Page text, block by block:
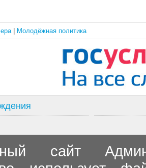
Молодёжная политика
сайт